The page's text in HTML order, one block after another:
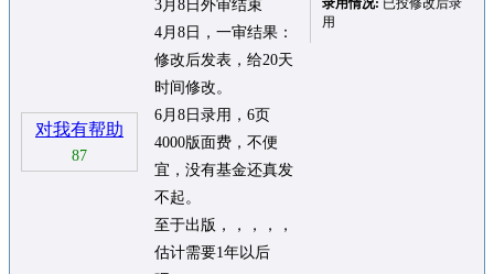
对我有帮助
87
3月8日外审结束
4月8日，一审结果：
修改后发表，给20天
时间修改。
6月8日录用，6页
4000版面费，不便
宜，没有基金还真发
不起。
至于出版，，，，，
估计需要1年以后
录用情况: 已投修改后录
用